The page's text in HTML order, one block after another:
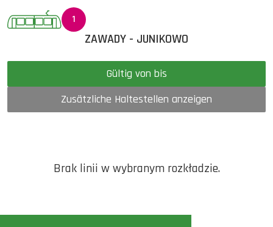
1
ZAWADY - JUNIKOWO
Gültig von bis
Zusätzliche Haltestellen anzeigen
Brak linii w wybranym rozkładzie.